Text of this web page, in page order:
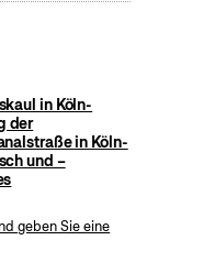
in Köln-
der
in Köln-
und –
geben Sie eine